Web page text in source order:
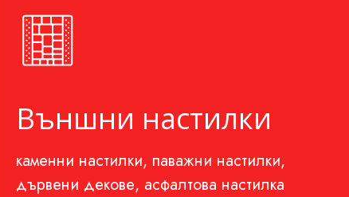
Външни настилки
каменни настилки, паважни настилки,
дървени декове, асфалтова настилка